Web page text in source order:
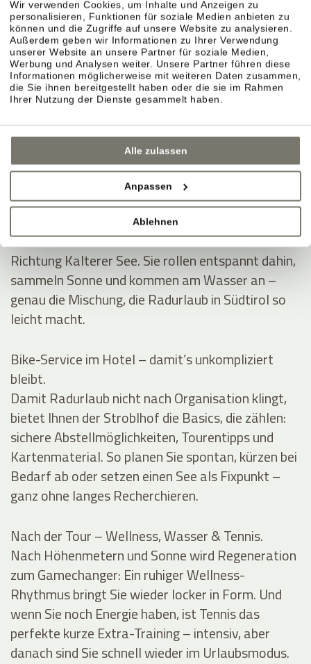
Wir verwenden Cookies, um Inhalte und Anzeigen zu
personalisieren, Funktionen für soziale Medien anbieten zu
können und die Zugriffe auf unsere Website zu analysieren.
Außerdem geben wir Informationen zu Ihrer Verwendung
unserer Website an unsere Partner für soziale Medien,
Werbung und Analysen weiter. Unsere Partner führen diese
Informationen möglicherweise mit weiteren Daten zusammen,
die Sie ihnen bereitgestellt haben oder die sie im Rahmen
Ihrer Nutzung der Dienste gesammelt haben.
Alle zulassen
Anpassen
Ablehnen
Montiggler Seen – erst radeln, dann ins Wasser.
Wenn Sie im Radurlaub ein klares Ziel möchten,
sind die Montiggler Seen ideal: Sie fahren sich aus,
springen danach ins kühle Wasser und spüren
sofort dieses Sommerurlaubsgefühl – besonders
an heißen Tagen.
Kalterer See – durch Weinberge ins Südtirol-
Die Klassiker-Route führt durch die Rebreihen
Richtung Kalterer See. Sie rollen entspannt dahin,
sammeln Sonne und kommen am Wasser an –
genau die Mischung, die Radurlaub in Südtirol so
leicht macht.
Bike-Service im Hotel – damit’s unkompliziert
bleibt.
Damit Radurlaub nicht nach Organisation klingt,
bietet Ihnen der Stroblhof die Basics, die zählen:
sichere Abstellmöglichkeiten, Tourentipps und
Kartenmaterial. So planen Sie spontan, kürzen bei
Bedarf ab oder setzen einen See als Fixpunkt –
ganz ohne langes Recherchieren.
Nach der Tour – Wellness, Wasser & Tennis.
Nach Höhenmetern und Sonne wird Regeneration
zum Gamechanger: Ein ruhiger Wellness-
Rhythmus bringt Sie wieder locker in Form. Und
wenn Sie noch Energie haben, ist Tennis das
perfekte kurze Extra-Training – intensiv, aber
danach sind Sie schnell wieder im Urlaubsmodus.